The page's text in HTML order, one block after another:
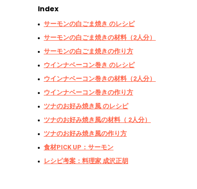
Index
サーモンの白ごま焼き のレシピ
サーモンの白ごま焼きの材料（2人分）
サーモンの白ごま焼きの作り方
ウインナベーコン巻き のレシピ
ウインナベーコン巻きの材料（2人分）
ウインナベーコン巻きの作り方
ツナのお好み焼き風 のレシピ
ツナのお好み焼き風の材料（ 2人分）
ツナのお好み焼き風の作り方
食材PICK UP：サーモン
レシピ考案：料理家 成沢正胡